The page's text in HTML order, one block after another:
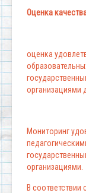
Оценка
оценка
организациями
Мониторинг
организациями.
В